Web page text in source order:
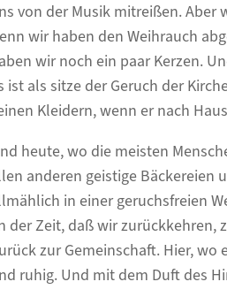
von der Musik mitreißen. Aber
wir haben den Weihrauch
wir noch ein paar Kerzen.
ist als sitze der Geruch der
Kleidern, wenn er nach
heute, wo die meisten
anderen geistige Bäckereien
in einer geruchsfreien
der Zeit, daß wir zurückkehren,
zur Gemeinschaft. Hier,
ruhig. Und mit dem Duft des